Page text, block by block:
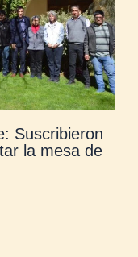
Suscribieron
la mesa de